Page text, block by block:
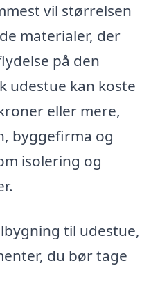
vil størrelsen
materialer, der
på den
udestue kan koste
eller mere,
byggefirma og
isolering og
til udestue,
du bør tage